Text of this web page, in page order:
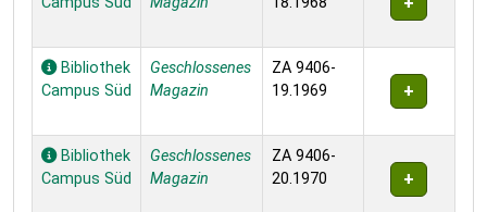
Bibliothek
Campus Süd
Geschlossenes
Magazin
ZA 9406-
19.1969
Bibliothek
Campus Süd
Geschlossenes
Magazin
ZA 9406-
20.1970